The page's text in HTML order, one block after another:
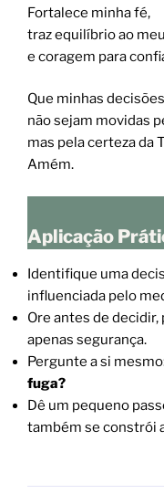
Fortalece minha fé,
traz equilíbrio ao
e coragem para
Que minhas decisões
não sejam movidas
mas pela certeza da
Amém.
Aplicação
Identifique uma
influenciada pelo
Ore antes de
apenas segurança.
Pergunte a si
fuga?
Dê um pequeno
também se constrói